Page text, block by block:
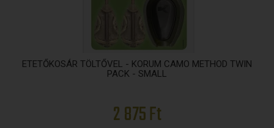
ETETŐKOSÁR TÖLTŐVEL - KORUM CAMO METHOD TWIN
PACK - SMALL
2 875 Ft